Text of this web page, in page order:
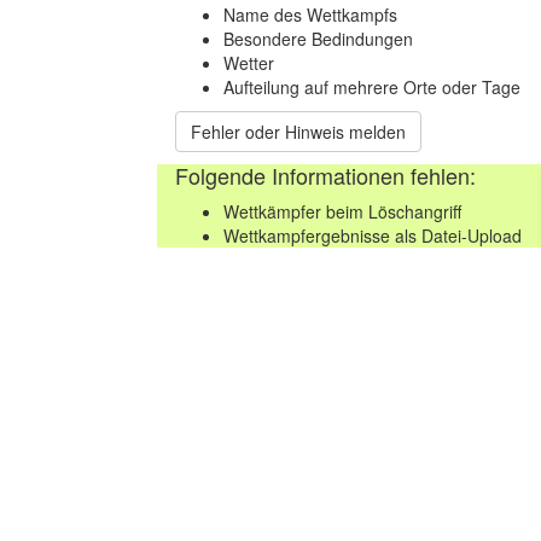
Name des Wettkampfs
Besondere Bedindungen
Wetter
Aufteilung auf mehrere Orte oder Tage
Fehler oder Hinweis melden
Folgende Informationen fehlen:
Wettkämpfer beim Löschangriff
Wettkampfergebnisse als Datei-Upload